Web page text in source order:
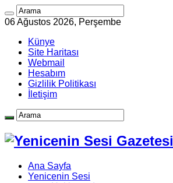
06 Ağustos 2026, Perşembe
Künye
Site Haritası
Webmail
Hesabım
Gizlilik Politikası
İletişim
Ana Sayfa
Yenicenin Sesi